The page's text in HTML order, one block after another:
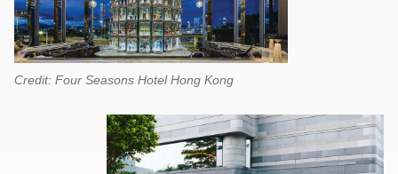
Credit: Four Seasons Hotel Hong Kong